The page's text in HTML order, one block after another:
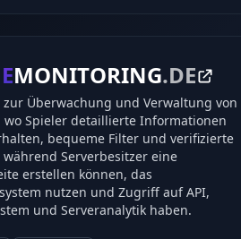
MONITORING.DE
zur Überwachung und Verwaltung von
wo Spieler detaillierte Informationen
bequeme Filter und verifizierte
Serverbesitzer eine
erstellen können, das
nutzen und Zugriff auf API,
und Serveranalytik haben.